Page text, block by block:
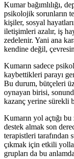
Kumar bağımlılığı,
psikolojik sorunların
kişiler, sosyal
iletişimleri azalır, iş
zedelenir. Yani ana
kendine değil,
Kumarın sadece
kaybettikleri parayı
Bu durum, bütçeleri
oynayan birisi,
kazanç yerine sürekli
Kumarın yol açtığı
destek almak son
terapistleri tarafından
çıkmak için etkili
grupları da bu